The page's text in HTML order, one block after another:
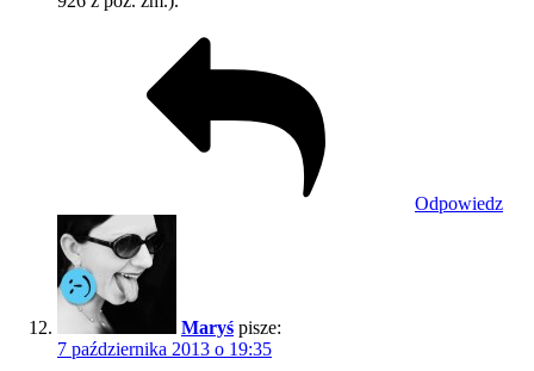
Odpowiedz
Maryś pisze:
7 października 2013 o 19:35